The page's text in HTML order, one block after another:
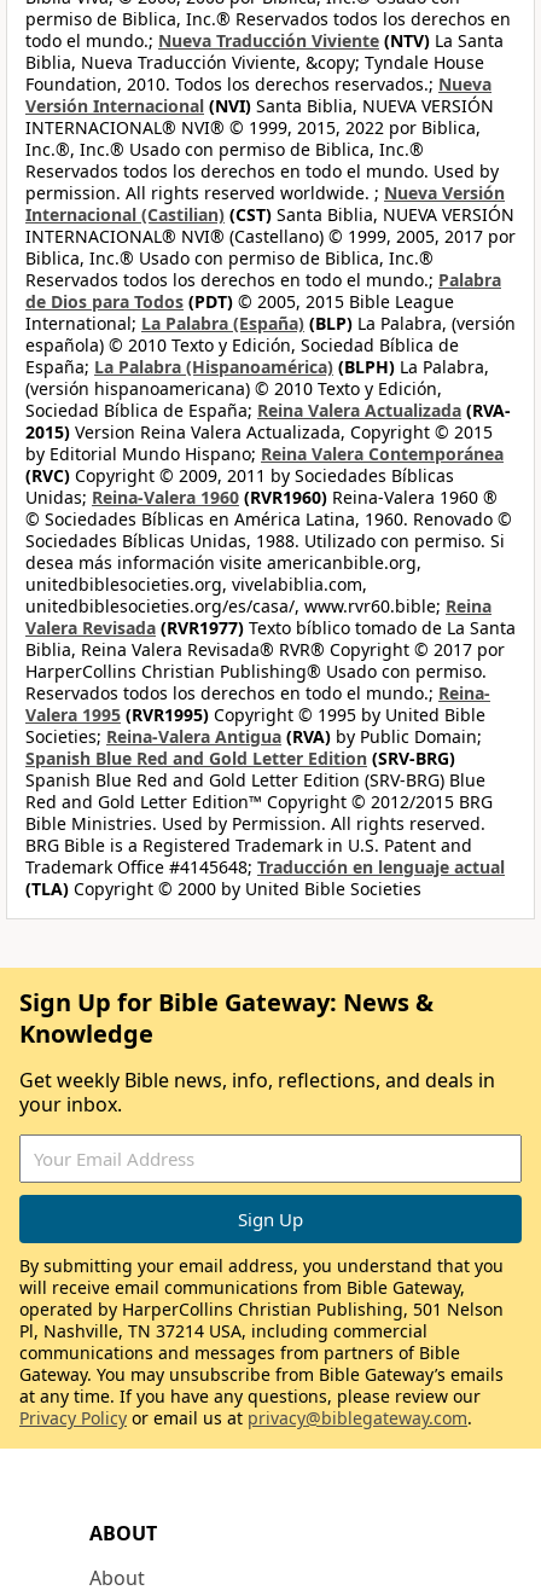
permiso de Biblica, Inc.® Reservados todos los derechos en
todo el mundo.; Nueva Traducción Viviente (NTV) La Santa
Biblia, Nueva Traducción Viviente, &copy; Tyndale House
Foundation, 2010. Todos los derechos reservados.; Nueva
Versión Internacional (NVI) Santa Biblia, NUEVA VERSIÓN
INTERNACIONAL® NVI® © 1999, 2015, 2022 por Biblica,
Inc.®, Inc.® Usado con permiso de Biblica, Inc.®
Reservados todos los derechos en todo el mundo. Used by
permission. All rights reserved worldwide. ; Nueva Versión
Internacional (Castilian) (CST) Santa Biblia, NUEVA VERSIÓN
INTERNACIONAL® NVI® (Castellano) © 1999, 2005, 2017 por
Biblica, Inc.® Usado con permiso de Biblica, Inc.®
Reservados todos los derechos en todo el mundo.; Palabra
de Dios para Todos (PDT) © 2005, 2015 Bible League
International; La Palabra (España) (BLP) La Palabra, (versión
española) © 2010 Texto y Edición, Sociedad Bíblica de
España; La Palabra (Hispanoamérica) (BLPH) La Palabra,
(versión hispanoamericana) © 2010 Texto y Edición,
Sociedad Bíblica de España; Reina Valera Actualizada (RVA-
2015) Version Reina Valera Actualizada, Copyright © 2015
by Editorial Mundo Hispano; Reina Valera Contemporánea
(RVC) Copyright © 2009, 2011 by Sociedades Bíblicas
Unidas; Reina-Valera 1960 (RVR1960) Reina-Valera 1960 ®
© Sociedades Bíblicas en América Latina, 1960. Renovado ©
Sociedades Bíblicas Unidas, 1988. Utilizado con permiso. Si
desea más información visite americanbible.org,
unitedbiblesocieties.org, vivelabiblia.com,
unitedbiblesocieties.org/es/casa/, www.rvr60.bible; Reina
Valera Revisada (RVR1977) Texto bíblico tomado de La Santa
Biblia, Reina Valera Revisada® RVR® Copyright © 2017 por
HarperCollins Christian Publishing® Usado con permiso.
Reservados todos los derechos en todo el mundo.; Reina-
Valera 1995 (RVR1995) Copyright © 1995 by United Bible
Societies; Reina-Valera Antigua (RVA) by Public Domain;
Spanish Blue Red and Gold Letter Edition (SRV-BRG)
Spanish Blue Red and Gold Letter Edition (SRV-BRG) Blue
Red and Gold Letter Edition™ Copyright © 2012/2015 BRG
Bible Ministries. Used by Permission. All rights reserved.
BRG Bible is a Registered Trademark in U.S. Patent and
Trademark Office #4145648; Traducción en lenguaje actual
(TLA) Copyright © 2000 by United Bible Societies
ABOUT
About
Sign Up for Bible Gateway: News &
Knowledge
Get weekly Bible news, info, reflections, and deals in
your inbox.
By submitting your email address, you understand that you
will receive email communications from Bible Gateway,
operated by HarperCollins Christian Publishing, 501 Nelson
Pl, Nashville, TN 37214 USA, including commercial
communications and messages from partners of Bible
Gateway. You may unsubscribe from Bible Gateway’s emails
at any time. If you have any questions, please review our
Privacy Policy or email us at privacy@biblegateway.com.